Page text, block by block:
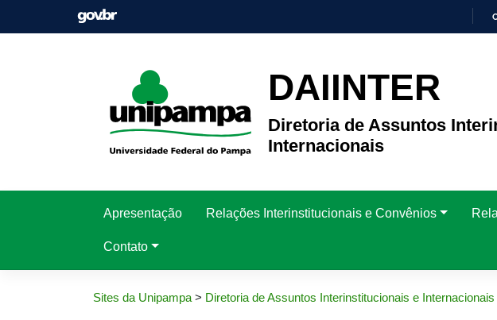
DAIINTER
Diretoria de Assuntos
Internacionais
Apresentação Relações Interinstitucionais e Convênios
Contato
Sites da Unipampa> Diretoria de Assuntos Interinstitucionais e Internacionais